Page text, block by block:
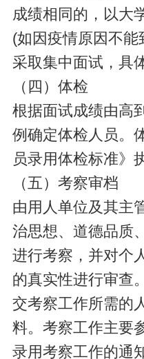
成绩相同的，以大
(如因疫情原因不能
采取集中面试，具
（四）体检
根据面试成绩由高
例确定体检人员。
员录用体检标准》
（五）考察审档
由用人单位及其主
治思想、道德品质
进行考察，并对个
的真实性进行审查
交考察工作所需的
料。考察工作主要
录用考察工作的通